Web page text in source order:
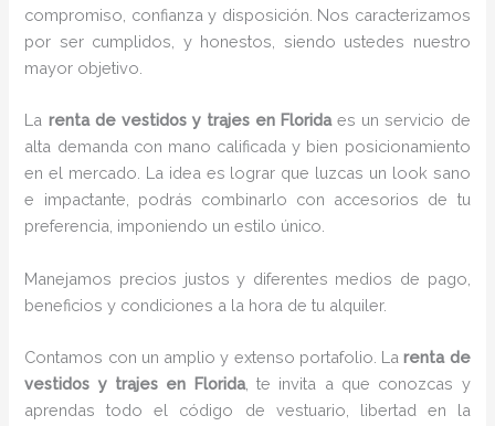
compromiso, confianza y disposición. Nos caracterizamos
por ser cumplidos, y honestos, siendo ustedes nuestro
mayor objetivo.
La renta de vestidos y trajes en Floridaes un servicio de
alta demanda con mano calificada y bien posicionamiento
en el mercado. La idea es lograr que luzcas un look sano
e impactante, podrás combinarlo con accesorios de tu
preferencia, imponiendo un estilo único.
Manejamos precios justos y diferentes medios de pago,
beneficios y condiciones a la hora de tu alquiler.
Contamos con un amplio y extenso portafolio. Larenta de
vestidos y trajes en Florida, te invita a que conozcas y
aprendas todo el código de vestuario, libertad en la